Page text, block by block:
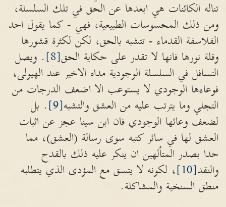
تناله الكائنات هي ابعدها عن الحق في تلك السلسلة،
ومن ذلك المحسوسات الطبيعية، فهي - كما يقول احد
الفلاسفة القدماء - تتشبه بالحق، لكن لكثرة قشورها
وقلة نورها فانها لا تقدر على حكاية الحق[8]
. ويصل
التسافل في السلسلة الوجودية مداه الاخير عند الهيولى،
فوعاءها الوجودي لا يستوعب الا اضعف الدرجات من
التجلي وما يترتب عليه من العشق والتشبه[9]
. بل
لضعف وعائها الوجودي فان ابن سينا عجز عن اثبات
العشق لها في سائر كتبه سوى رسالة (العشق)، مما
حدا بصدر المتألهين ان ينكر عليه ذلك بالقدح
والنقد[10]
، لكونه لا يتسق مع المؤدى الذي يتطلبه
منطق السنخية والمشاكلة.